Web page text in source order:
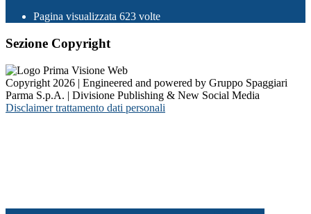
Pagina visualizzata 623 volte
Sezione Copyright
Copyright 2026 | Engineered and powered by Gruppo Spaggiari
Parma S.p.A. | Divisione Publishing & New Social Media
Disclaimer trattamento dati personali